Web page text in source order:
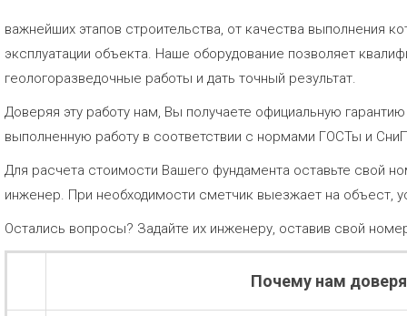
важнейших этапов строительства, от качества выполнения
эксплуатации объекта. Наше оборудование позволяет
геологоразведочные работы и дать точный результат.
Доверяя эту работу нам, Вы получаете официальную
выполненную работу в соответствии с нормами ГОСТы и
Для расчета стоимости Вашего фундамента оставьте свой
инженер. При необходимости сметчик выезжает на объест,
Остались вопросы? Задайте их инженеру, оставив свой
Почему нам